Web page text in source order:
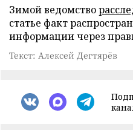
Зимой ведомство
статье факт
информации через
Текст: Алексей Дегтярёв